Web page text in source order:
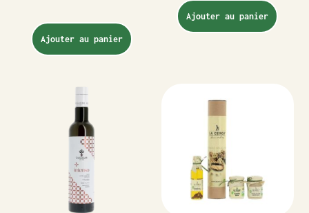
Ajouter au panier
Ajouter au panier